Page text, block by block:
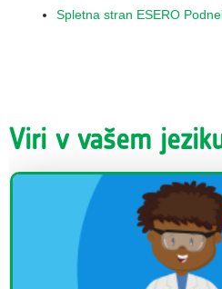
Spletna stran ESERO
Viri v vašem